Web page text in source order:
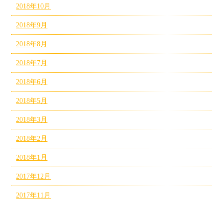
2018年10月
2018年9月
2018年8月
2018年7月
2018年6月
2018年5月
2018年3月
2018年2月
2018年1月
2017年12月
2017年11月